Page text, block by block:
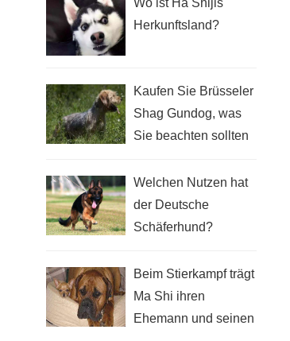
einnehmen
Herkunftsland?
Kaufen Sie Brüsseler
Shag Gundog, was
Sie beachten sollten
Welchen Nutzen hat
der Deutsche
Schäferhund?
Beim Stierkampf trägt
Ma Shi ihren
Ehemann und seinen